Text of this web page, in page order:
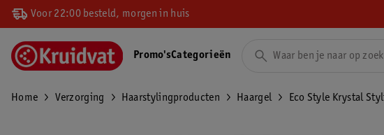
Voor 22:00 besteld, morgen in huis
Promo'sCategorieën
Home Verzorging Haarstylingproducten Haargel Eco Style Krystal